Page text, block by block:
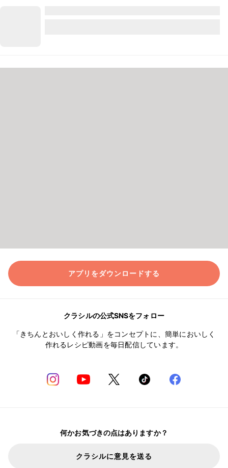
アプリをダウンロードする
クラシルの公式SNSをフォロー
「きちんとおいしく作れる」をコンセプトに、簡単においしく
作れるレシピ動画を毎日配信しています。
何かお気づきの点はありますか？
クラシルに意見を送る